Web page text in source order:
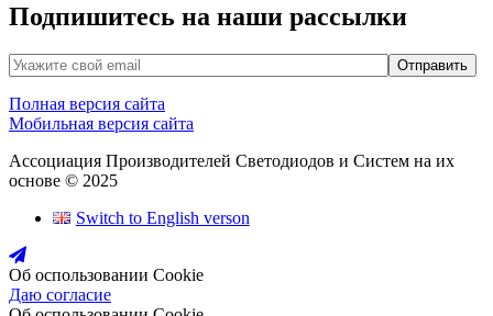
Подпишитесь на наши рассылки
Полная версия сайта
Мобильная версия сайта
Ассоциация Производителей Светодиодов и Систем на их
основе © 2025
Switch to English verson
Об оспользовании Cookie
Даю согласие